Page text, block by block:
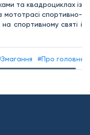
та квадроциклах із
мототрасі спортивно-
спортивному святі і
#Про головне